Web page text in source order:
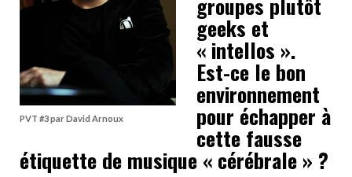
PVT #3 par David Arnoux
geeks et
« intellos ».
Est-ce le bon
environnement
pour échapper à
cette fausse
étiquette de musique « cérébrale » ?